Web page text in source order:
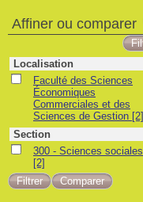
Affiner ou comparer
Localisation
Faculté des Sciences
Économiques
Commerciales et des
Sciences de Gestion [2]
Section
300 - Sciences sociales
[2]